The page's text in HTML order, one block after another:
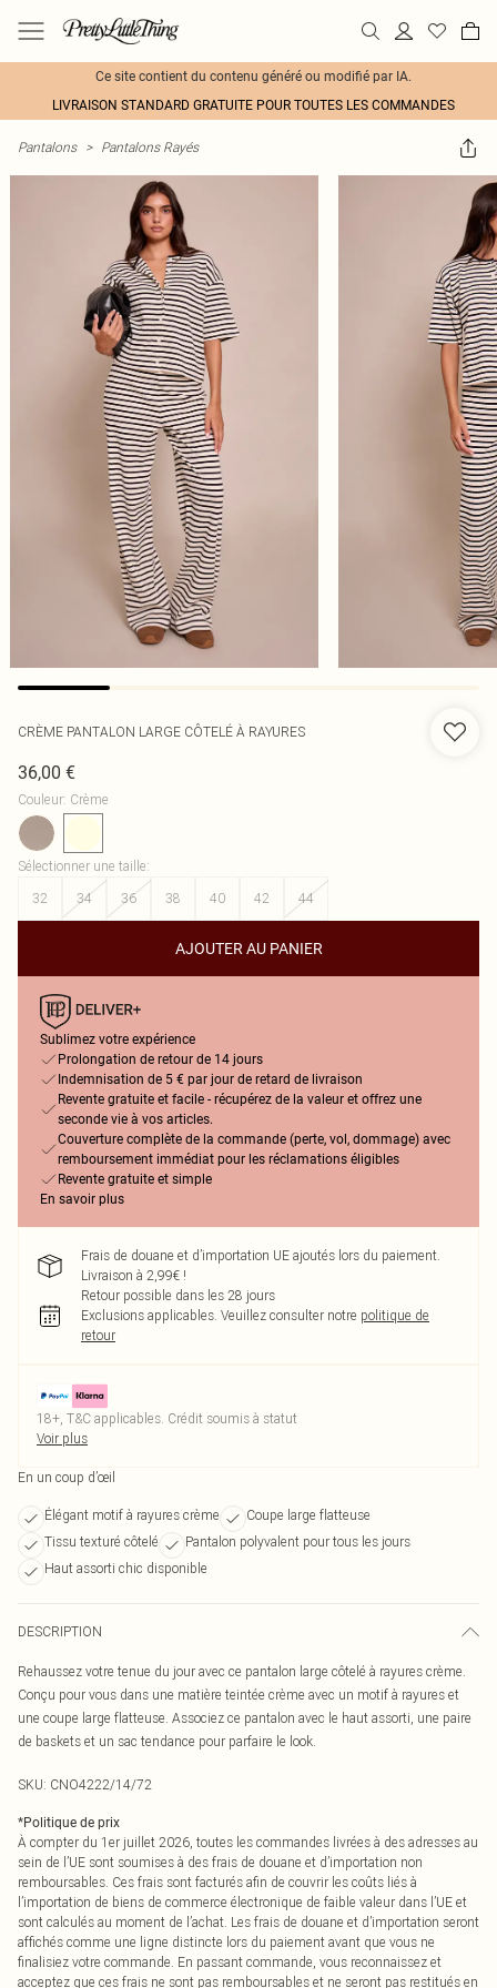
Ce site contient du contenu généré ou modifié par IA.
LIVRAISON STANDARD GRATUITE POUR TOUTES LES COMMANDES
Pantalons > Pantalons Rayés
CRÈME PANTALON LARGE CÔTELÉ À RAYURES
36,00 €
Couleur: Crème
Sélectionner une taille:
32
34 36 38 40 42 44
AJOUTER AU PANIER
Sublimez votre expérience
Prolongation de retour de 14 jours
Indemnisation de 5 € par jour de retard de livraison
Revente gratuite et facile - récupérez de la valeur et offrez une
seconde vie à vos articles.
Couverture complète de la commande (perte, vol, dommage) avec
remboursement immédiat pour les réclamations éligibles
Revente gratuite et simple
En savoir plus
Frais de douane et d’importation UE ajoutés lors du paiement.
Livraison à 2,99€ !
Retour possible dans les 28 jours
Exclusions applicables. Veuillez consulter notre politique de
retour
18+, T&C applicables. Crédit soumis à statut
Voir plus
En un coup d’œil
Élégant motif à rayures crème
Coupe large flatteuse
Tissu texturé côtelé
Pantalon polyvalent pour tous les jours
Haut assorti chic disponible
DESCRIPTION
Rehaussez votre tenue du jour avec ce pantalon large côtelé à rayures crème.
Conçu pour vous dans une matière teintée crème avec un motif à rayures et
une coupe large flatteuse. Associez ce pantalon avec le haut assorti, une paire
de baskets et un sac tendance pour parfaire le look.
SKU: CNO4222/14/72
*Politique de prix
À compter du 1er juillet 2026, toutes les commandes livrées à des adresses au
sein de l’UE sont soumises à des frais de douane et d’importation non
remboursables. Ces frais sont facturés afin de couvrir les coûts liés à
l’importation de biens de commerce électronique de faible valeur dans l’UE et
sont calculés au moment de l’achat. Les frais de douane et d’importation seront
affichés comme une ligne distincte lors du paiement avant que vous ne
finalisiez votre commande. En passant commande, vous reconnaissez et
acceptez que ces frais ne sont pas remboursables et ne seront pas restitués en